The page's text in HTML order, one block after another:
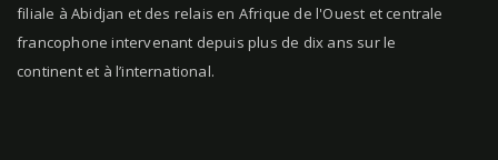
filiale à Abidjan et des relais en Afrique de l'Ouest et centrale
francophone intervenant depuis plus de dix ans sur le
continent et à l’international.